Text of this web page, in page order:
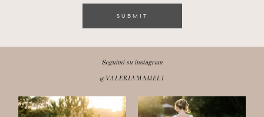
SUBMIT
Seguimi su instagram
@VALERIAMAMELI